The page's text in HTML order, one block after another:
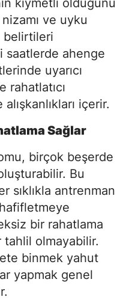
kıymetli olduğunu
ve uyku
belirtileri
ahenge
uyarıcı
rahatlatıcı
içerir.
Sağlar
birçok beşerde
Bu
sıklıkla antrenman
bir rahatlama
tahlil olmayabilir.
binmek yahut
yapmak genel